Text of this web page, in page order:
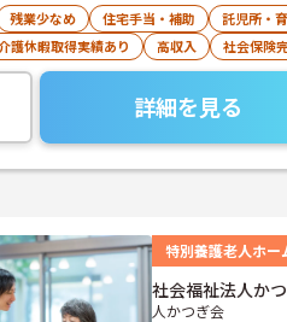
残業少なめ 住宅手当・補助 託児所・
護休暇取得実績あり
高収入 社会保険
詳細を見る
特別養護老人ホー
社会福祉法人か
人かつぎ会